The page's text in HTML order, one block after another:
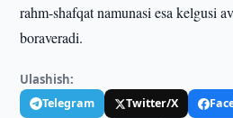
rahm-shafqat namunasi esa kelgusi
boraveradi.
Ulashish:
Telegram Twitter/X